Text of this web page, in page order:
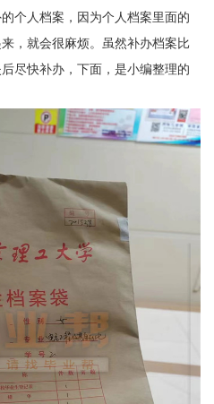
个人档案，因为个人档案里面的
，就会很麻烦。虽然补办档案比
尽快补办，下面，是小编整理的